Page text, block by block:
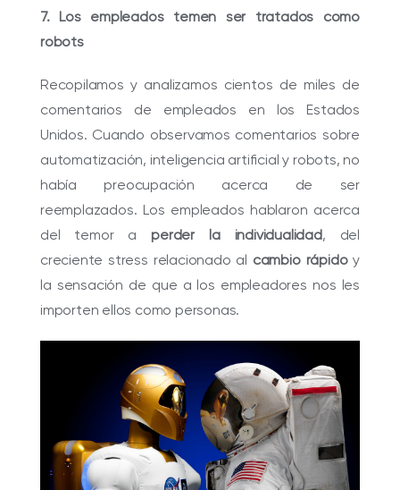
7. Los empleados temen ser tratados como
robots
Recopilamos y analizamos cientos de miles de
comentarios de empleados en los Estados
Unidos. Cuando observamos comentarios sobre
automatización, inteligencia artificial y robots, no
había preocupación acerca de ser
reemplazados. Los empleados hablaron acerca
del temor a perder la individualidad, del
creciente stress relacionado al cambio rápidoy
la sensación de que a los empleadores nos les
importen ellos como personas.